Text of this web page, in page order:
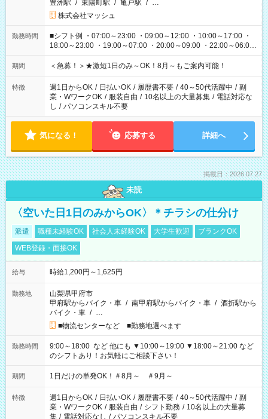
豊洲駅 / 東陽町駅 / 亀戸駅 / …
株式会社マッシュ
勤務時間
■シフト例 ・07:00～23:00 ・09:00～12:00 ・10:00～17:00 ・
18:00～23:00 ・19:00～07:00 ・20:00～09:00 ・22:00～06:00
etc ★最短3時間で5,120円のお仕事から／15時間で2万円近く稼
げるお仕事も！ ご希望のお時間に合わせてご紹介！ ※シフトは
ください！
期間 ＜急募！＞★激短1日のみ～OK！8月～もご案内可能！
特徴 週1日からOK / 日払いOK / 履歴書不要 / 40～50代活躍中 / 副
業・WワークOK / 服装自由 / 10名以上の大量募集 / 電話対応な
し / パソコンスキル不要
気になる！ 応募する 詳細へ
掲載日：2026.07.27
未読
〈空いた日1日のみからOK〉＊チラシの仕分け
派遣 職種未経験OK 社会人未経験OK 大学生歓迎
ブランクOK
WEB登録・面接OK
給与 時給1,200円～1,625円
勤務地
山梨県甲府市
甲府駅からバイク・車 / 南甲府駅からバイク・車 / 酒折駅から
バイク・車 / …
■物流センターなど ■勤務地選べます
勤務時間
9:00～18:00 など 他にも ▼10:00～19:00 ▼18:00～21:00 など
のシフトあり！お気軽にご相談下さい！
期間 1日だけの単発OK！＃8月～ ＃9月～
特徴 週1日からOK / 日払いOK / 履歴書不要 / 40～50代活躍中 / 副
業・WワークOK / 服装自由 / シフト勤務 / 10名以上の大量募
集 / 電話対応なし / パソコンスキル不要